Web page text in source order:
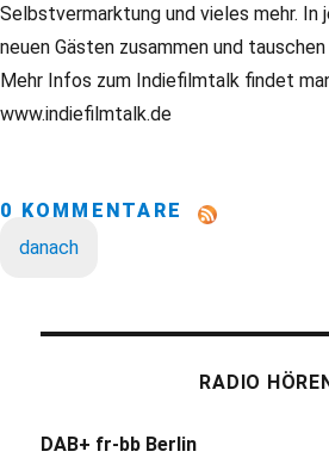
Selbstvermarktung und vieles mehr. In
neuen Gästen zusammen und
Mehr Infos zum Indiefilmtalk findet
www.indiefilmtalk.de
0 KOMMENTARE
danach
RADIO
DAB+ fr-bb Berlin